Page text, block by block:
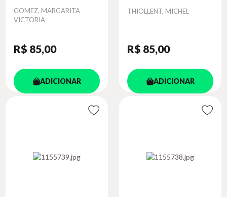
Autor
GOMEZ, MARGARITA
VICTORIA
R$ 85,00
ADICIONAR
Autor
THIOLLENT, MICHEL
R$ 85,00
ADICIONAR